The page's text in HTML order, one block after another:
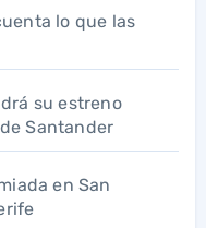
lo que las
su estreno
Santander
en San